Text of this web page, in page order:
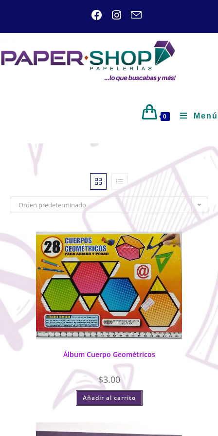
0 Menú
Orden predeterminado
Álbum Cuerpo Geométricos
$3.00
Añadir al carrito